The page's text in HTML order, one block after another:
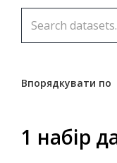
Впорядкувати по
1 набір